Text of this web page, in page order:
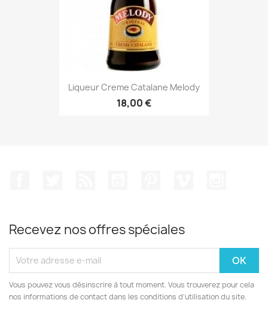
Liqueur Creme Catalane Melody
18,00 €
Recevez nos offres spéciales
Vous pouvez vous désinscrire à tout moment. Vous trouverez pour cela
nos informations de contact dans les conditions d'utilisation du site.